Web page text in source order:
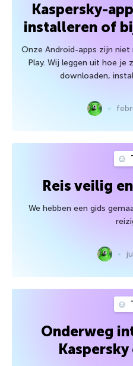
Kaspersky-
installeren of
Onze Android-apps zijn
Play. Wij leggen uit hoe je
downloaden,
Reis veilig
We hebben een gids
Onderweg